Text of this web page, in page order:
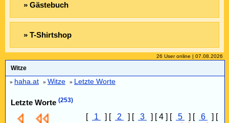
» Gästebuch
» T-Shirtshop
26 User online | 07.08.2026
Witze
» haha.at » Witze » Letzte Worte
Letzte Worte (253)
[ 1 ] [ 2 ] [ 3 ] [ 4 ] [ 5 ] [ 6
] [